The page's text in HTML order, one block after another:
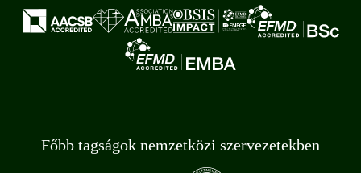
Főbb tagságok nemzetközi szervezetekben